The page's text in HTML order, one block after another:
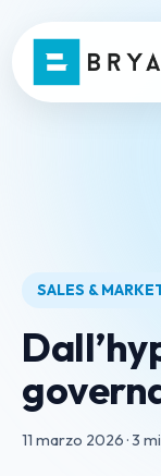
SALES &
11 marzo 2026 ·3